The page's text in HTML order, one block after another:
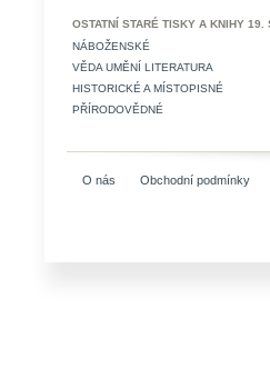
OSTATNÍ STARÉ TISKY A KNIHY 19.
NÁBOŽENSKÉ
VĚDA UMĚNÍ LITERATURA
HISTORICKÉ A MÍSTOPISNÉ
PŘÍRODOVĚDNÉ
O nás Obchodní podmínky